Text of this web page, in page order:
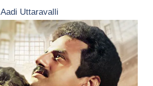
Aadi Uttaravalli